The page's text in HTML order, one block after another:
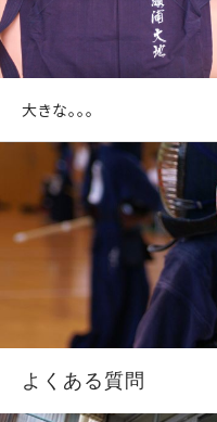
大きな。。。
よくある質問